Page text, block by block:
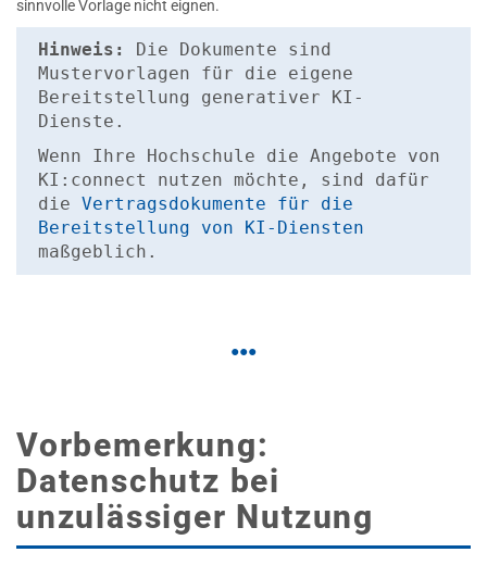
sinnvolle Vorlage nicht eignen.
Hinweis:
Die Dokumente sind
Mustervorlagen für die eigene
Bereitstellung generativer KI-
Dienste.
Wenn Ihre Hochschule die Angebote von
KI:connect nutzen möchte, sind dafür
die Vertragsdokumente für die
Bereitstellung von KI-Diensten
maßgeblich.
Vorbemerkung:
Datenschutz bei
unzulässiger Nutzung